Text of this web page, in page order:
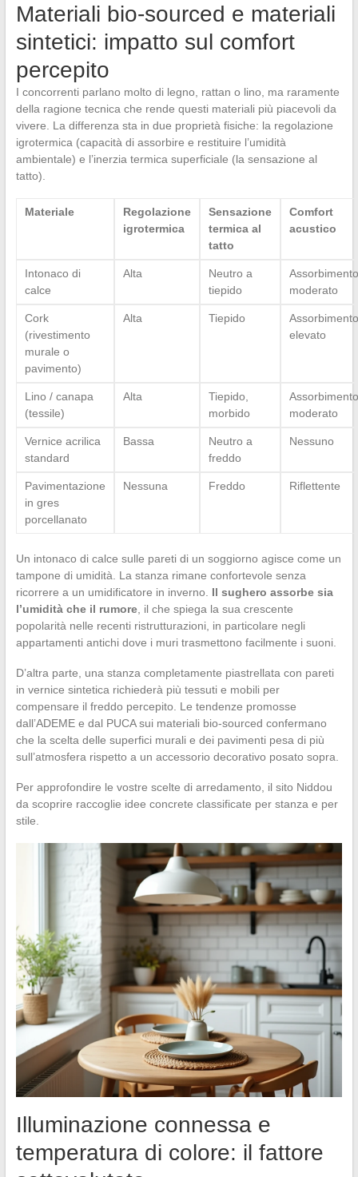
Materiali bio-sourced e materiali
sintetici: impatto sul comfort
percepito
I concorrenti parlano molto di legno, rattan o lino, ma raramente
della ragione tecnica che rende questi materiali più piacevoli da
vivere. La differenza sta in due proprietà fisiche: la regolazione
igrotermica (capacità di assorbire e restituire l’umidità
ambientale) e l’inerzia termica superficiale (la sensazione al
tatto).
Materiale
Regolazione
igrotermica
Sensazione
termica al
tatto
Comfort
acustico
Intonaco di
calce
Alta
Neutro a
tiepido
Assorbimento
moderato
Cork
(rivestimento
murale o
pavimento)
Alta Tiepido
Assorbimento
elevato
Lino / canapa
(tessile)
Alta
Tiepido,
morbido
Assorbimento
moderato
Vernice acrilica
standard
Bassa
Neutro a
freddo
Nessuno
Pavimentazione
in gres
porcellanato
Nessuna Freddo Riflettente
Un intonaco di calce sulle pareti di un soggiorno agisce come un
tampone di umidità. La stanza rimane confortevole senza
ricorrere a un umidificatore in inverno. Il sughero assorbe sia
l’umidità che il rumore, il che spiega la sua crescente
popolarità nelle recenti ristrutturazioni, in particolare negli
appartamenti antichi dove i muri trasmettono facilmente i suoni.
D’altra parte, una stanza completamente piastrellata con pareti
in vernice sintetica richiederà più tessuti e mobili per
compensare il freddo percepito. Le tendenze promosse
dall’ADEME e dal PUCA sui materiali bio-sourced confermano
che la scelta delle superfici murali e dei pavimenti pesa di più
sull’atmosfera rispetto a un accessorio decorativo posato sopra.
Per approfondire le vostre scelte di arredamento, il sito Niddou
da scoprire raccoglie idee concrete classificate per stanza e per
stile.
Illuminazione connessa e
temperatura di colore: il fattore